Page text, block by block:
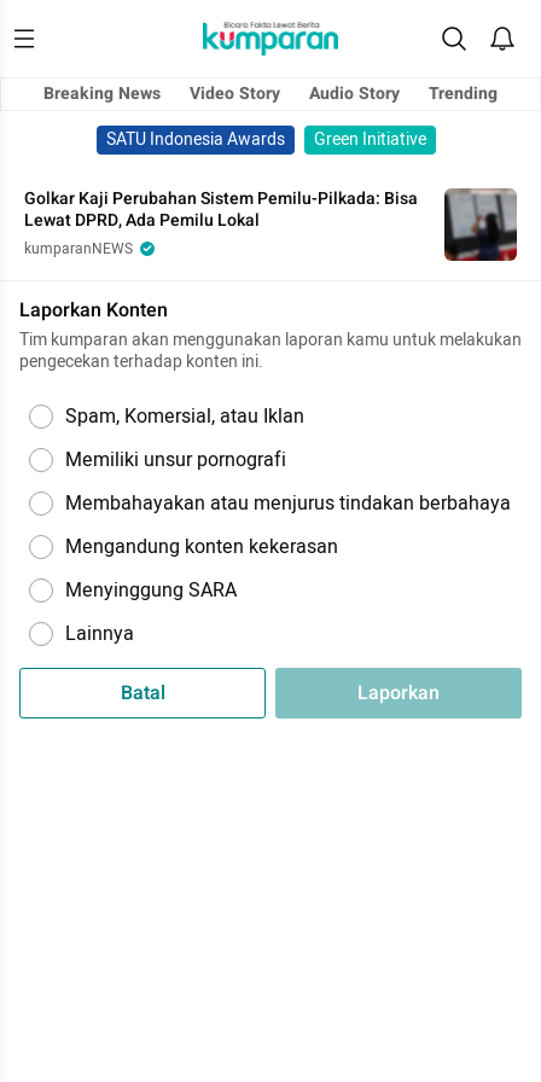
Breaking News Video Story Audio Story
Trending
SATU Indonesia Awards
Green Initiative
Golkar Kaji Perubahan Sistem Pemilu-Pilkada: Bisa
Lewat DPRD, Ada Pemilu Lokal
kumparanNEWS
Laporkan Konten
Tim kumparan akan menggunakan laporan kamu untuk melakukan
pengecekan terhadap konten ini.
Spam, Komersial, atau Iklan
Memiliki unsur pornografi
Membahayakan atau menjurus tindakan berbahaya
Mengandung konten kekerasan
Menyinggung SARA
Lainnya
Batal Laporkan